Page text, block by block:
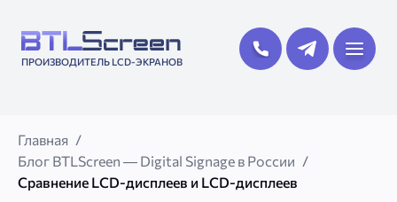
ПРОИЗВОДИТЕЛЬ LCD-ЭКРАНОВ
Главная
Блог BTLScreen — Digital Signage в России
Сравнение LCD-дисплеев и LCD-дисплеев